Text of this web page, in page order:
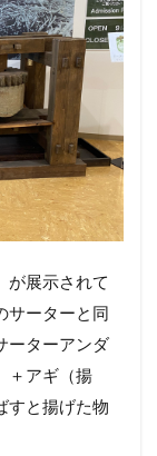
が展示されて
サーターと同
ーターアンダ
＋アギ（揚
すと揚げた物